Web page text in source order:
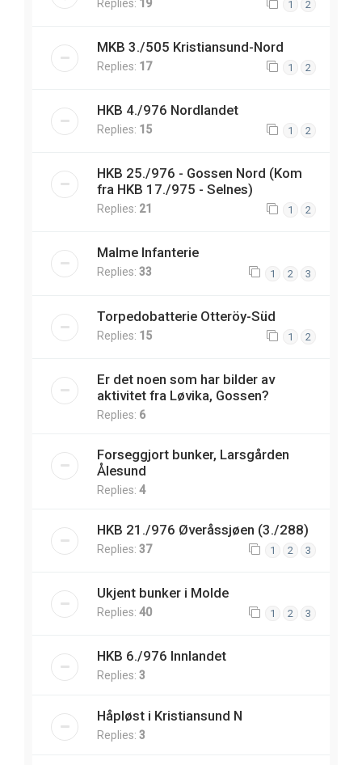
Replies: 19 1 2
MKB 3./505 Kristiansund-Nord
Replies: 17 1 2
HKB 4./976 Nordlandet
Replies: 15 1 2
HKB 25./976 - Gossen Nord (Kom
fra HKB 17./975 - Selnes)
Replies: 21 1 2
Malme Infanterie
Replies: 33 1 2 3
Torpedobatterie Otteröy-Süd
Replies: 15 1 2
Er det noen som har bilder av
aktivitet fra Løvika, Gossen?
Replies: 6
Forseggjort bunker, Larsgården
Ålesund
Replies: 4
HKB 21./976 Øveråssjøen (3./288)
Replies: 37 1 2 3
Ukjent bunker i Molde
Replies: 40 1 2 3
HKB 6./976 Innlandet
Replies: 3
Håpløst i Kristiansund N
Replies: 3